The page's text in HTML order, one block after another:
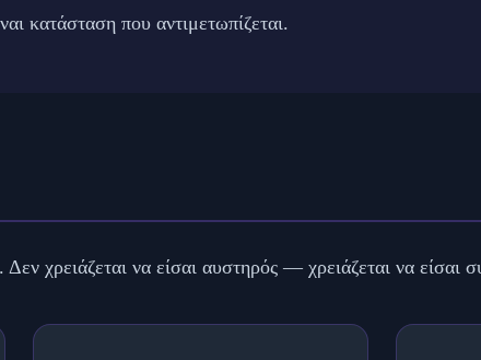
κατάσταση που αντιμετωπίζεται.
χρειάζεται να είσαι αυστηρός — χρειάζεται να είσαι